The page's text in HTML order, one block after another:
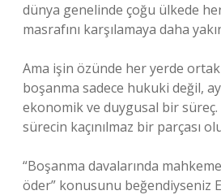
dünya genelinde çoğu ülkede
masrafını karşılamaya daha
Ama işin özünde her yerde
boşanma sadece hukuki değil,
ekonomik ve duygusal bir
sürecin kaçınılmaz bir parçası
“Boşanma davalarında
öder” konusunu beğendiyseniz